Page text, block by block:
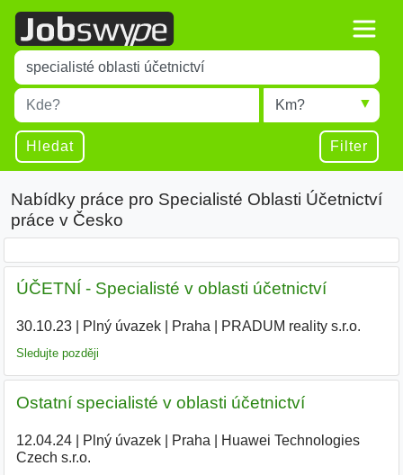
Title
Type 1 or more characters for results.
Místo
Type 1 or more characters for results.
Radius
Hledat Filter
Nabídky práce pro Specialisté Oblasti Účetnictví
práce v Česko
ÚČETNÍ - Specialisté v oblasti účetnictví
30.10.23| Plný úvazek| Praha PRADUM reality s.r.o.
Sledujte později
Ostatní specialisté v oblasti účetnictví
12.04.24| Plný úvazek| Praha
Huawei Technologies
Czech s.r.o.